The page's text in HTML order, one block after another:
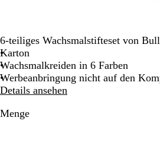
6-teiliges Wachsmalstifteset von
Karton
Wachsmalkreiden in 6 Farben
Werbeanbringung nicht auf den
Details ansehen
Menge